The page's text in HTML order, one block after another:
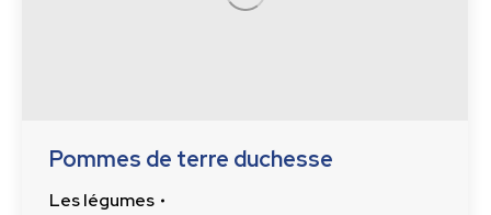
Pommes de terre duchesse
Les légumes